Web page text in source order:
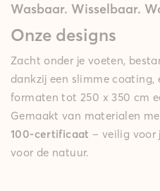
Wasbaar. Wisselbaar.
Onze designs
Zacht onder je voeten,
dankzij een slimme coating,
formaten tot 250 x 350 cm
Gemaakt van materialen
100-certificaat – veilig voor
voor de natuur.